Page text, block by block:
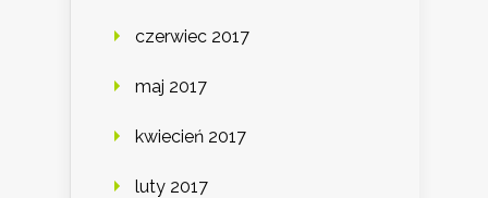
czerwiec 2017
maj 2017
kwiecień 2017
luty 2017